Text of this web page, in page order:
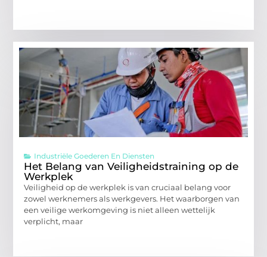
Industriële Goederen En Diensten
Het Belang van Veiligheidstraining op de
Werkplek
Veiligheid op de werkplek is van cruciaal belang voor
zowel werknemers als werkgevers. Het waarborgen van
een veilige werkomgeving is niet alleen wettelijk
verplicht, maar